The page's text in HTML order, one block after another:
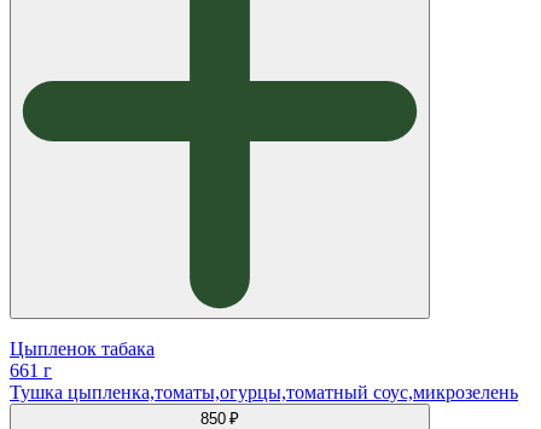
Цыпленок табака
661 г
Тушка цыпленка,томаты,огурцы,томатный соус,микрозелень
850 ₽